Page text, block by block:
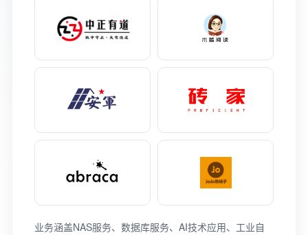
业务涵盖NAS服务、数据库服务、AI技术应用、工业自